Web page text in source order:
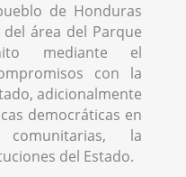
de Honduras
área del Parque
mediante el
con la
adicionalmente
democráticas en
comunitarias, la
del Estado.